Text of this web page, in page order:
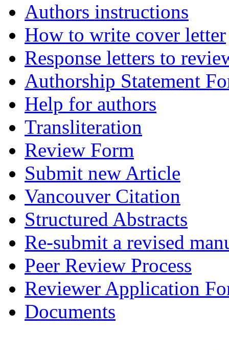
Authors instructions
How to write cover letter
Response letters to
Authorship Statement
Help for authors
Transliteration
Review Form
Submit new Article
Vancouver Citation
Structured Abstracts
Re-submit a revised
Peer Review Process
Reviewer Application
Documents